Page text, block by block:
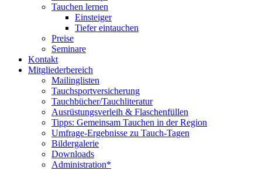
Tauchen lernen
Einsteiger
Tiefer eintauchen
Preise
Seminare
Kontakt
Mitgliederbereich
Mailinglisten
Tauchsportversicherung
Tauchbücher/Tauchliteratur
Ausrüstungsverleih & Flaschenfüllen
Tipps: Gemeinsam Tauchen in der Region
Umfrage-Ergebnisse zu Tauch-Tagen
Bildergalerie
Downloads
Administration*